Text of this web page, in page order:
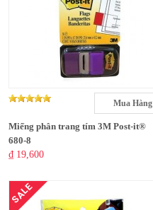
Mua Hàng
Miếng phân trang tím 3M Post-it®
680-8
₫ 19,600
SALE